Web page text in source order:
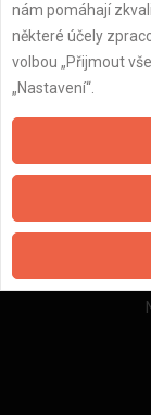
nám pomáhají
některé účely
volbou „Přijmout
„Nastavení“.